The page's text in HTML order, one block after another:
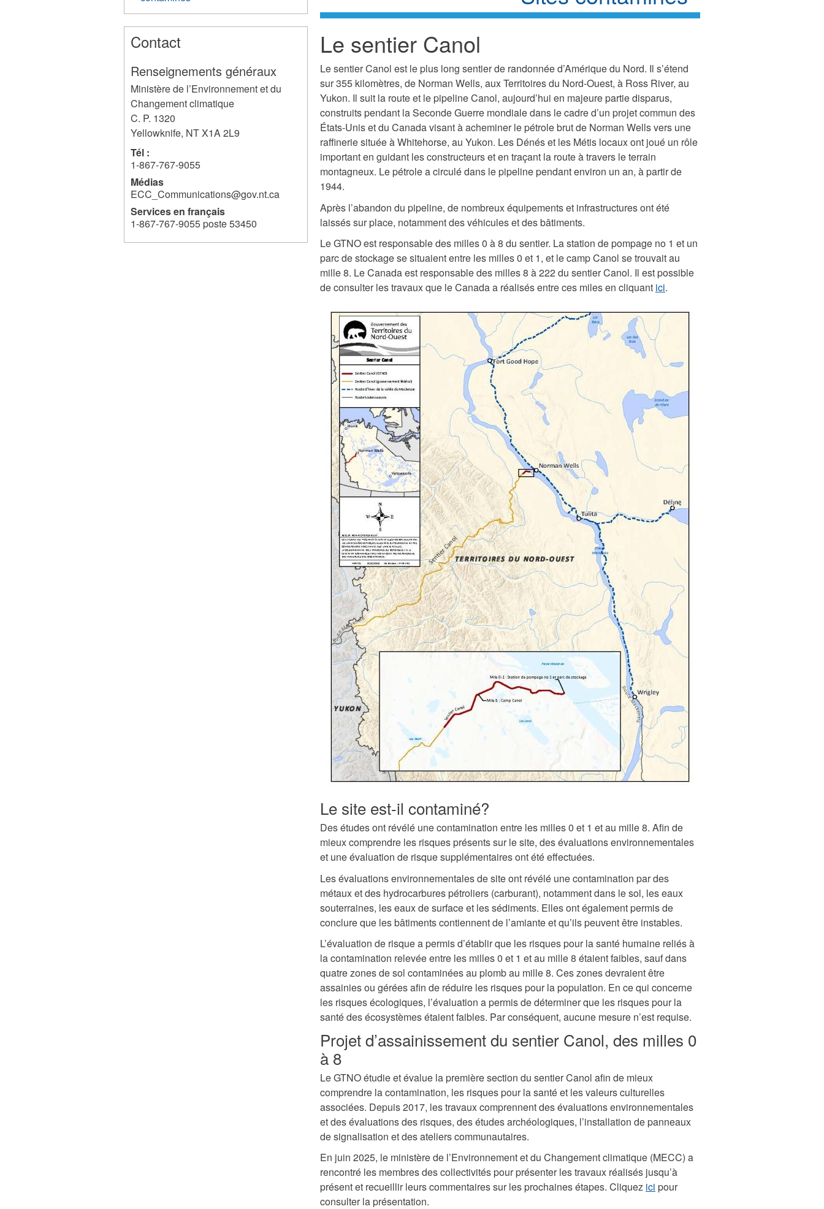
Le sentier Canol
Le sentier Canol est le plus long sentier de randonnée d’Amérique du Nord. Il s’étend
sur 355 kilomètres, de Norman Wells, aux Territoires du Nord-Ouest, à Ross River, au
Yukon. Il suit la route et le pipeline Canol, aujourd’hui en majeure partie disparus,
construits pendant la Seconde Guerre mondiale dans le cadre d’un projet commun des
États-Unis et du Canada visant à acheminer le pétrole brut de Norman Wells vers une
raffinerie située à Whitehorse, au Yukon. Les Dénés et les Métis locaux ont joué un rôle
important en guidant les constructeurs et en traçant la route à travers le terrain
montagneux. Le pétrole a circulé dans le pipeline pendant environ un an, à partir de
1944.
Après l’abandon du pipeline, de nombreux équipements et infrastructures ont été
laissés sur place, notamment des véhicules et des bâtiments.
Le GTNO est responsable des milles 0 à 8 du sentier. La station de pompage no 1 et un
parc de stockage se situaient entre les milles 0 et 1, et le camp Canol se trouvait au
mille 8. Le Canada est responsable des milles 8 à 222 du sentier Canol. Il est possible
de consulter les travaux que le Canada a réalisés entre ces miles en cliquant ici.
Le site est-il contaminé?
Des études ont révélé une contamination entre les milles 0 et 1 et au mille 8. Afin de
mieux comprendre les risques présents sur le site, des évaluations environnementales
et une évaluation de risque supplémentaires ont été effectuées.
Les évaluations environnementales de site ont révélé une contamination par des
métaux et des hydrocarbures pétroliers (carburant), notamment dans le sol, les eaux
souterraines, les eaux de surface et les sédiments. Elles ont également permis de
conclure que les bâtiments contiennent de l’amiante et qu’ils peuvent être instables.
L’évaluation de risque a permis d’établir que les risques pour la santé humaine reliés à
la contamination relevée entre les milles 0 et 1 et au mille 8 étaient faibles, sauf dans
quatre zones de sol contaminées au plomb au mille 8. Ces zones devraient être
assainies ou gérées afin de réduire les risques pour la population. En ce qui concerne
les risques écologiques, l’évaluation a permis de déterminer que les risques pour la
santé des écosystèmes étaient faibles. Par conséquent, aucune mesure n’est requise.
Projet d’assainissement du sentier Canol, des milles 0
à 8
Le GTNO étudie et évalue la première section du sentier Canol afin de mieux
comprendre la contamination, les risques pour la santé et les valeurs culturelles
associées. Depuis 2017, les travaux comprennent des évaluations environnementales
et des évaluations des risques, des études archéologiques, l’installation de panneaux
de signalisation et des ateliers communautaires.
En juin 2025, le ministère de l’Environnement et du Changement climatique (MECC) a
rencontré les membres des collectivités pour présenter les travaux réalisés jusqu’à
présent et recueillir leurs commentaires sur les prochaines étapes. Cliquez ici pour
consulter la présentation.
Contact
Renseignements généraux
Ministère de l’Environnement et du
Changement climatique
C. P. 1320
Yellowknife, NTX1A 2L9
Tél :
1-867-767-9055
Médias
ECC_Communications@gov.nt.ca
Services en français
1-867-767-9055 poste 53450
25949